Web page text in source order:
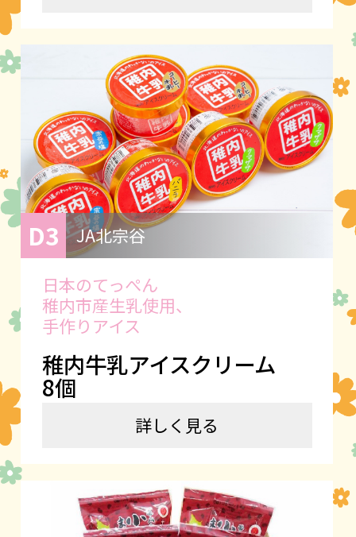
D3 JA北宗谷
日本のてっぺん
稚内市産生乳使用、
手作りアイス
稚内牛乳アイスクリーム
8個
詳しく見る